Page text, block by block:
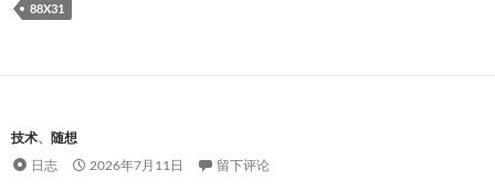
88X31
技术、 随想
日志
2026年7月11日 留下评论